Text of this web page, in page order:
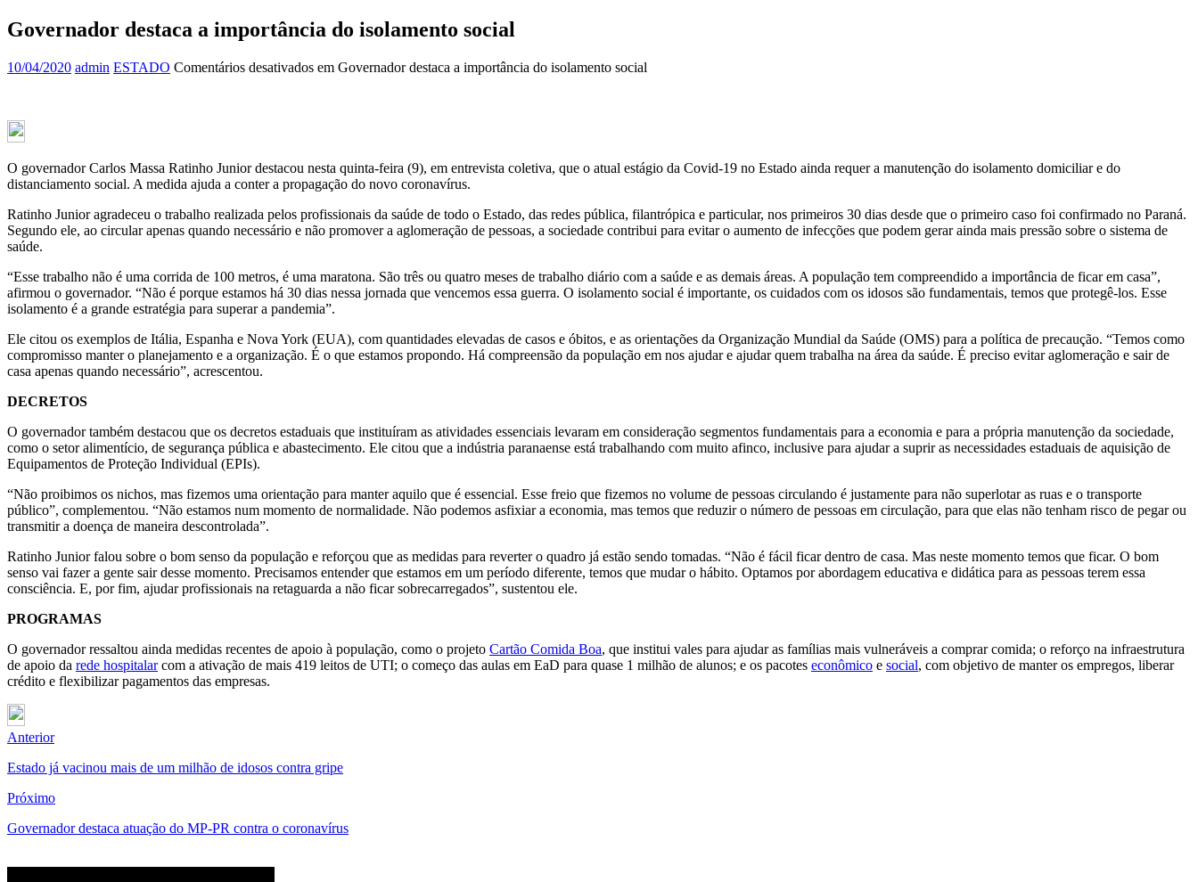
Governador destaca a importância do isolamento social
10/04/2020 admin ESTADO Comentários desativados em Governador destaca a importância do isolamento social
O governador Carlos Massa Ratinho Junior destacou nesta quinta-feira (9), em entrevista coletiva, que o atual estágio da Covid-19 no Estado ainda requer a manutenção do isolamento domiciliar e do
distanciamento social. A medida ajuda a conter a propagação do novo coronavírus.
Ratinho Junior agradeceu o trabalho realizada pelos profissionais da saúde de todo o Estado, das redes pública, filantrópica e particular, nos primeiros 30 dias desde que o primeiro caso foi confirmado no Paraná.
Segundo ele, ao circular apenas quando necessário e não promover a aglomeração de pessoas, a sociedade contribui para evitar o aumento de infecções que podem gerar ainda mais pressão sobre o sistema de
saúde.
“Esse trabalho não é uma corrida de 100 metros, é uma maratona. São três ou quatro meses de trabalho diário com a saúde e as demais áreas. A população tem compreendido a importância de ficar em casa”,
afirmou o governador. “Não é porque estamos há 30 dias nessa jornada que vencemos essa guerra. O isolamento social é importante, os cuidados com os idosos são fundamentais, temos que protegê-los. Esse
isolamento é a grande estratégia para superar a pandemia”.
Ele citou os exemplos de Itália, Espanha e Nova York (EUA), com quantidades elevadas de casos e óbitos, e as orientações da Organização Mundial da Saúde (OMS) para a política de precaução. “Temos como
compromisso manter o planejamento e a organização. É o que estamos propondo. Há compreensão da população em nos ajudar e ajudar quem trabalha na área da saúde. É preciso evitar aglomeração e sair de
casa apenas quando necessário”, acrescentou.
DECRETOS
O governador também destacou que os decretos estaduais que instituíram as atividades essenciais levaram em consideração segmentos fundamentais para a economia e para a própria manutenção da sociedade,
como o setor alimentício, de segurança pública e abastecimento. Ele citou que a indústria paranaense está trabalhando com muito afinco, inclusive para ajudar a suprir as necessidades estaduais de aquisição de
Equipamentos de Proteção Individual (EPIs).
“Não proibimos os nichos, mas fizemos uma orientação para manter aquilo que é essencial. Esse freio que fizemos no volume de pessoas circulando é justamente para não superlotar as ruas e o transporte
público”, complementou. “Não estamos num momento de normalidade. Não podemos asfixiar a economia, mas temos que reduzir o número de pessoas em circulação, para que elas não tenham risco de pegar ou
transmitir a doença de maneira descontrolada”.
Ratinho Junior falou sobre o bom senso da população e reforçou que as medidas para reverter o quadro já estão sendo tomadas. “Não é fácil ficar dentro de casa. Mas neste momento temos que ficar. O bom
senso vai fazer a gente sair desse momento. Precisamos entender que estamos em um período diferente, temos que mudar o hábito. Optamos por abordagem educativa e didática para as pessoas terem essa
consciência. E, por fim, ajudar profissionais na retaguarda a não ficar sobrecarregados”, sustentou ele.
PROGRAMAS
O governador ressaltou ainda medidas recentes de apoio à população, como o projeto Cartão Comida Boa, que institui vales para ajudar as famílias mais vulneráveis a comprar comida; o reforço na infraestrutura
de apoio da rede hospitalarcom a ativação de mais 419 leitos de UTI; o começo das aulas em EaD para quase 1 milhão de alunos; e os pacotes econômico e social, com objetivo de manter os empregos, liberar
crédito e flexibilizar pagamentos das empresas.
Anterior
Estado já vacinou mais de um milhão de idosos contra gripe
Próximo
Governador destaca atuação do MP-PR contra o coronavírus